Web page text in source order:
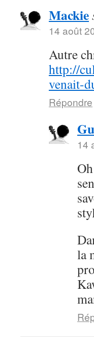
Mackie
14 août
Autre
http://
venait-
Répondre
14
la